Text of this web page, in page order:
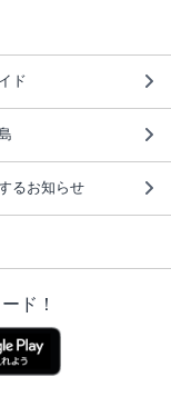
ド
るお知らせ
ド！